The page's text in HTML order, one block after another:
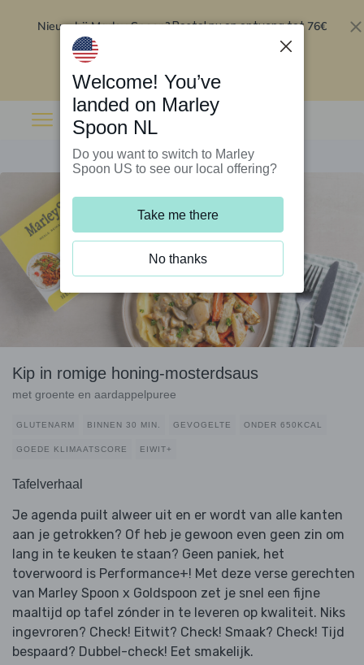
Nieuw bij Marley Spoon?Bestel nu en ontvang tot 76€
Kip in romige honing-mosterdsaus
met groente en aardappelpuree
GLUTENARM BINNEN 30 MIN. GEVOGELTE ONDER 650KCAL
GOEDE KLIMAATSCORE EIWIT+
Tafelverhaal
Je agenda puilt alweer uit en er wordt van alle kanten
aan je getrokken? Of heb je gewoon even geen zin om
lang in te keuken te staan? Geen paniek, het
toverwoord is Performance+! Met deze verse gerechten
van Marley Spoon x Goldspoon zet je snel een fijne
maaltijd op tafel zónder in te leveren op kwaliteit. Niks
ingevroren? Check! Eitwit? Check! Smaak? Check! Tijd
bespaard? Dubbel-check! Eet smakelijk.
Welcome! You’ve
landed on Marley
Spoon NL
Do you want to switch to Marley
Spoon US to see our local offering?
Take me there
No thanks